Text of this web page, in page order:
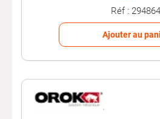
Réf : 294864
Ajouter au